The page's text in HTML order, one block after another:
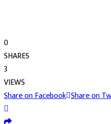
0
SHARES
3
VIEWS
Share on Facebook Share on